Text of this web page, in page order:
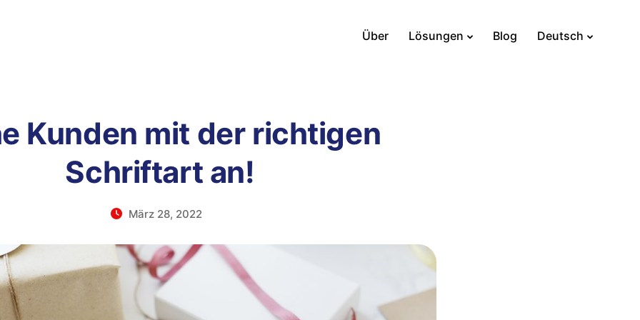
Über Lösungen Blog Deutsch
Kunden mit der richtigen
Schriftart an!
März 28, 2022